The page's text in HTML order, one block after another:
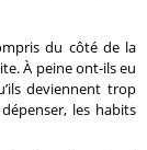
du côté de la
À peine ont-ils eu
deviennent trop
les habits